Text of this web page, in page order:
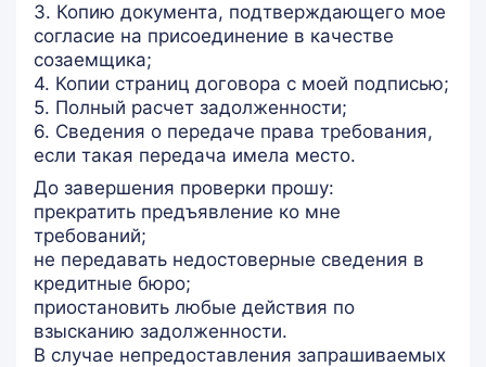
3. Копию документа, подтверждающего мое
согласие на присоединение в качестве
созаемщика;
4. Копии страниц договора с моей подписью;
5. Полный расчет задолженности;
6. Сведения о передаче права требования,
если такая передача имела место.
До завершения проверки прошу:
прекратить предъявление ко мне
требований;
не передавать недостоверные сведения в
кредитные бюро;
приостановить любые действия по
взысканию задолженности.
В случае непредоставления запрашиваемых